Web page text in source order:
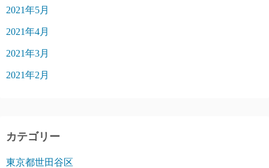
2021年5月
2021年4月
2021年3月
2021年2月
カテゴリー
東京都世田谷区